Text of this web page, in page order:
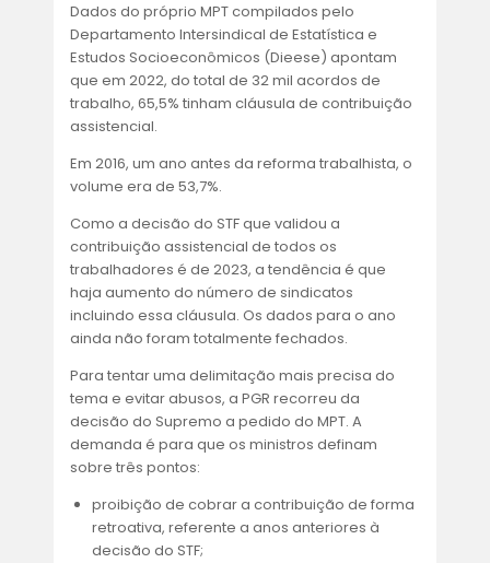
Dados do próprio MPT compilados pelo
Departamento Intersindical de Estatística e
Estudos Socioeconômicos (Dieese) apontam
que em 2022, do total de 32 mil acordos de
trabalho, 65,5% tinham cláusula de contribuição
assistencial.
Em 2016, um ano antes da reforma trabalhista, o
volume era de 53,7%.
Como a decisão do STF que validou a
contribuição assistencial de todos os
trabalhadores é de 2023, a tendência é que
haja aumento do número de sindicatos
incluindo essa cláusula. Os dados para o ano
ainda não foram totalmente fechados.
Para tentar uma delimitação mais precisa do
tema e evitar abusos, a PGR recorreu da
decisão do Supremo a pedido do MPT. A
demanda é para que os ministros definam
sobre três pontos:
proibição de cobrar a contribuição de forma
retroativa, referente a anos anteriores à
decisão do STF;